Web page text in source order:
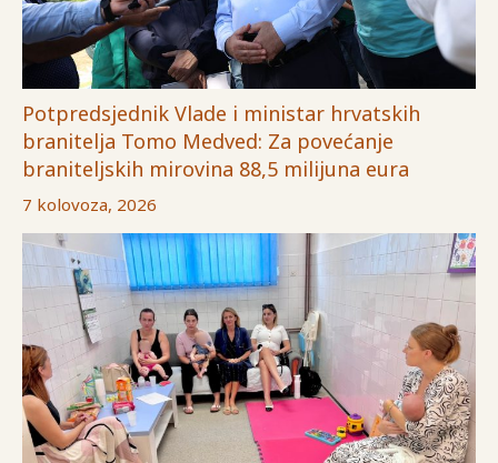
Potpredsjednik Vlade i ministar hrvatskih
branitelja Tomo Medved: Za povećanje
braniteljskih mirovina 88,5 milijuna eura
7 kolovoza, 2026